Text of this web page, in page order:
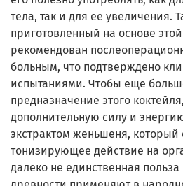
тела, так и для ее увеличения.
приготовленный на основе
рекомендован
больным, что подтверждено
испытаниями. Чтобы еще
предназначение этого
дополнительную силу и
экстрактом женьшеня, который
тонизирующее действие на
далеко не единственная